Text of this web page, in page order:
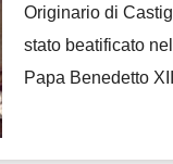
Originario di
stato beatificato
Papa Benedetto